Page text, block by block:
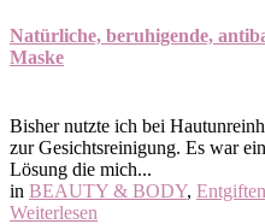
Natürliche, beruhigende,
Maske
Bisher nutzte ich bei
zur Gesichtsreinigung. Es war
Lösung die mich...
in BEAUTY & BODY,
Weiterlesen